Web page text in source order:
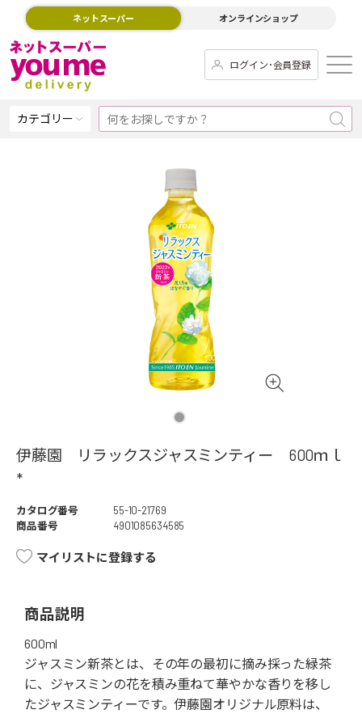
ネットスーパー オンラインショップ
ログイン･会員登録
カテゴリー
伊藤園 リラックスジャスミンティー 600ｍｌ
*
カタログ番号
55-10-21769
商品番号
4901085634585
マイリストに登録する
商品説明
600ml
ジャスミン新茶とは、その年の最初に摘み採った緑茶
に、ジャスミンの花を積み重ねて華やかな香りを移し
たジャスミンティーです。伊藤園オリジナル原料は、